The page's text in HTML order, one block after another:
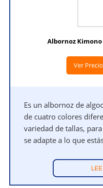
Albornoz
Ver
Es un albornoz de
de cuatro colores
variedad de tallas,
se adapte a lo que